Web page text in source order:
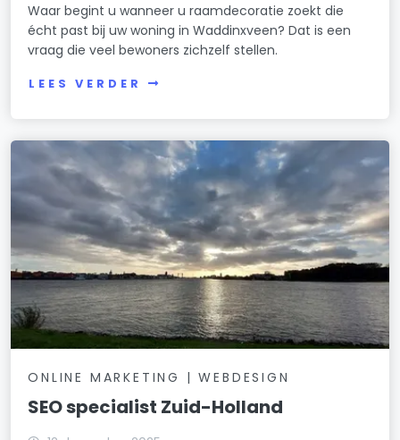
Waar begint u wanneer u raamdecoratie zoekt die
écht past bij uw woning in Waddinxveen? Dat is een
vraag die veel bewoners zichzelf stellen.
LEES VERDER
ONLINE MARKETING | WEBDESIGN
SEO specialist Zuid-Holland